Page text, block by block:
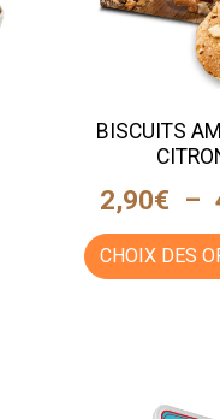
BISCUITS
2,90€ –
CHOIX DES